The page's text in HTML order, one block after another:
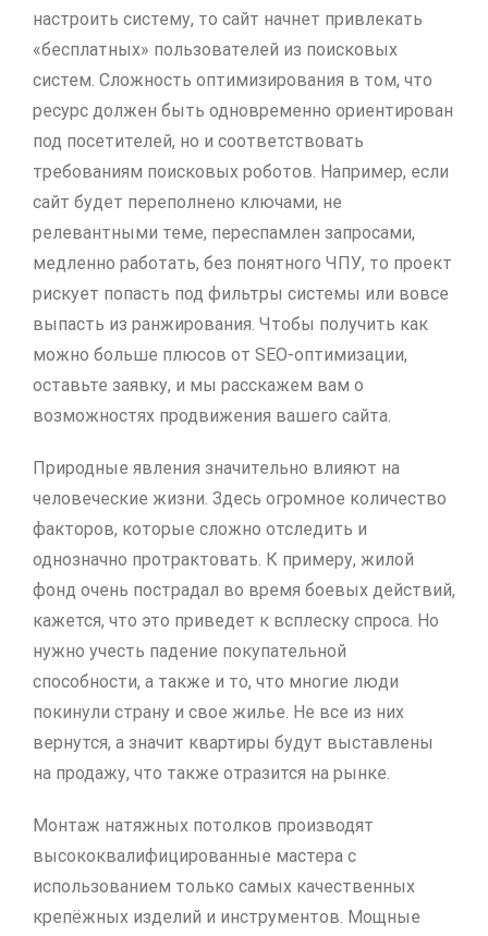
настроить систему, то сайт начнет привлекать
«бесплатных» пользователей из поисковых
систем. Сложность оптимизирования в том, что
ресурс должен быть одновременно ориентирован
под посетителей, но и соответствовать
требованиям поисковых роботов. Например, если
сайт будет переполнено ключами, не
релевантными теме, переспамлен запросами,
медленно работать, без понятного ЧПУ, то проект
рискует попасть под фильтры системы или вовсе
выпасть из ранжирования. Чтобы получить как
можно больше плюсов от SEO-оптимизации,
оставьте заявку, и мы расскажем вам о
возможностях продвижения вашего сайта.
Природные явления значительно влияют на
человеческие жизни. Здесь огромное количество
факторов, которые сложно отследить и
однозначно протрактовать. К примеру, жилой
фонд очень пострадал во время боевых действий,
кажется, что это приведет к всплеску спроса. Но
нужно учесть падение покупательной
способности, а также и то, что многие люди
покинули страну и свое жилье. Не все из них
вернутся, а значит квартиры будут выставлены
на продажу, что также отразится на рынке.
Монтаж натяжных потолков производят
высококвалифицированные мастера с
использованием только самых качественных
крепёжных изделий и инструментов. Мощные